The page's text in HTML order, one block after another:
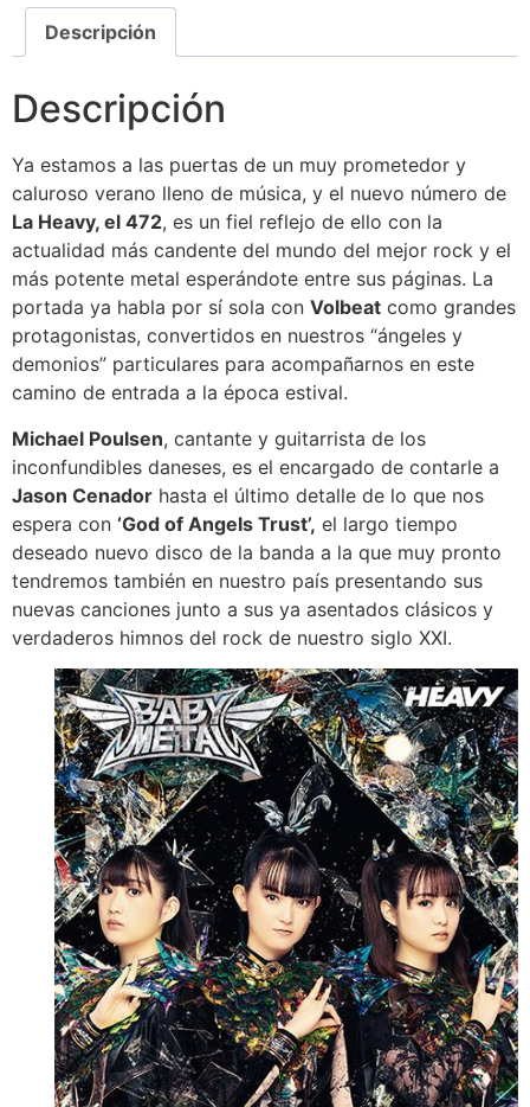
Descripción
Descripción
Ya estamos a las puertas de un muy prometedor y
caluroso verano lleno de música, y el nuevo número de
La Heavy, el 472, es un fiel reflejo de ello con la
actualidad más candente del mundo del mejor rock y el
más potente metal esperándote entre sus páginas. La
portada ya habla por sí sola con Volbeat como grandes
protagonistas, convertidos en nuestros “ángeles y
demonios” particulares para acompañarnos en este
camino de entrada a la época estival.
Michael Poulsen, cantante y guitarrista de los
inconfundibles daneses, es el encargado de contarle a
Jason Cenador hasta el último detalle de lo que nos
espera con ‘God of Angels Trust’, el largo tiempo
deseado nuevo disco de la banda a la que muy pronto
tendremos también en nuestro país presentando sus
nuevas canciones junto a sus ya asentados clásicos y
verdaderos himnos del rock de nuestro siglo XXI.